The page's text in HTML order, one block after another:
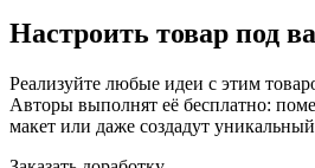
Настроить товар под
Реализуйте любые идеи с этим
Авторы выполнят её бесплатно:
макет или даже создадут